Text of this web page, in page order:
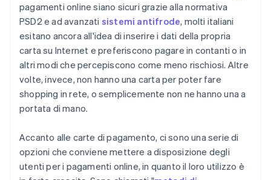
pagamenti online siano sicuri grazie alla normativa
PSD2 e ad avanzati sistemi antifrode, molti italiani
esitano ancora all'idea di inserire i dati della propria
carta su Internet e preferiscono pagare in contanti o in
altri modi che percepiscono come meno rischiosi. Altre
volte, invece, non hanno una carta per poter fare
shopping in rete, o semplicemente non ne hanno una a
portata di mano.
Accanto alle carte di pagamento, ci sono una serie di
opzioni che conviene mettere a disposizione degli
utenti per i pagamenti online, in quanto il loro utilizzo è